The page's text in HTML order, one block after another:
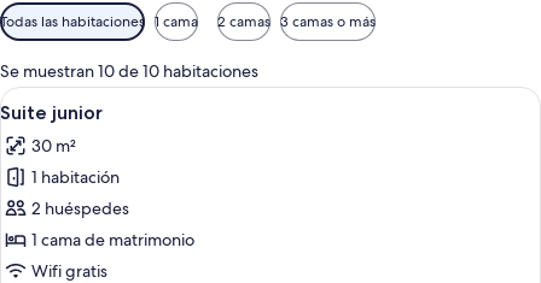
Filtros
disponibles
para
las
habitaciones
Todas las habitaciones 1 cama 2 camas 3 camas o más
Se muestran 10 de 10 habitaciones
Abrir
todas
las
fotos
de
Suite
junior
Una habitación de hotel moderna
5
Suite junior
30 m²
1 habitación
2 huéspedes
1 cama de matrimonio
Wifi gratis